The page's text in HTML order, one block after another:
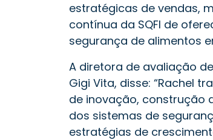
estratégicas de vendas,
contínua da SQFI de
segurança de alimentos
A diretora de avaliação
Gigi Vita, disse: “Rachel
de inovação, construção
dos sistemas de
estratégias de